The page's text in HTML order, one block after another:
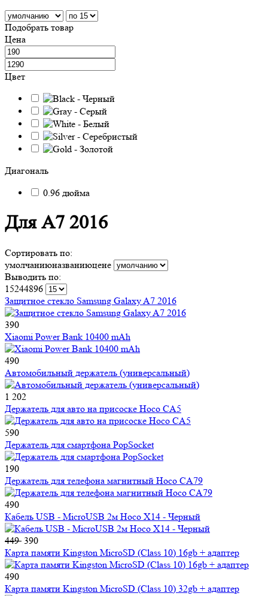
Подобрать товар
Цена
Цвет
Диагональ
0.96 дюйма
Для A7 2016
Сортировать по:
умолчаниюназваниюцене
Выводить по:
15244896
Защитное стекло Samsung Galaxy A7 2016
390
Xiaomi Power Bank 10400 mAh
490
Автомобильный держатель (универсальный)
1 202
Держатель для авто на присоске Hoco CA5
590
Держатель для смартфона PopSocket
190
Держатель для телефона магнитный Hoco CA79
490
Кабель USB - MicroUSB 2м Hoco X14 - Черный
449 390
Карта памяти Kingston MicroSD (Class 10) 16gb + адаптер
490
Карта памяти Kingston MicroSD (Class 10) 32gb + адаптер